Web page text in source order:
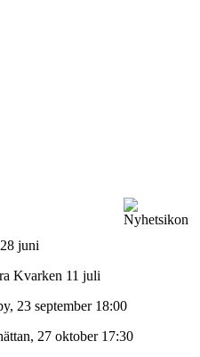
juni
Kvarken 11 juli
23 september 18:00
27 oktober 17:30